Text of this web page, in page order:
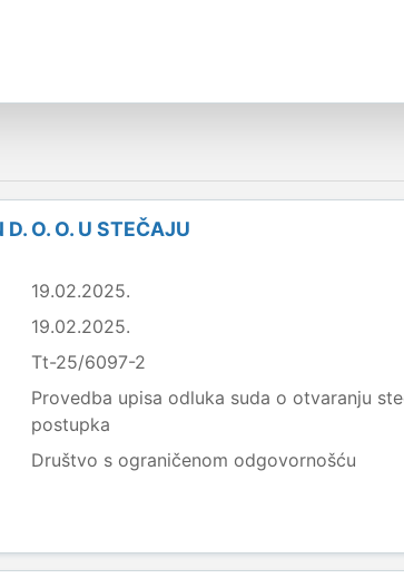
O. O. U STEČAJU
19.02.2025.
19.02.2025.
Tt-25/6097-2
Provedba upisa odluka suda o otvaranju
postupka
Društvo s ograničenom odgovornošću